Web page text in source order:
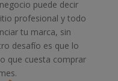
puede decir
profesional y todo
tu marca, sin
desafío es que lo
que cuesta comprar